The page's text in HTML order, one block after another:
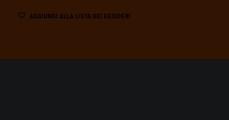
AGGIUNGI ALLA LISTA DEI DESIDERI